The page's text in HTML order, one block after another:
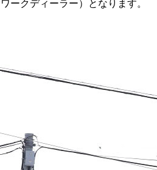
ークディーラー）となります。